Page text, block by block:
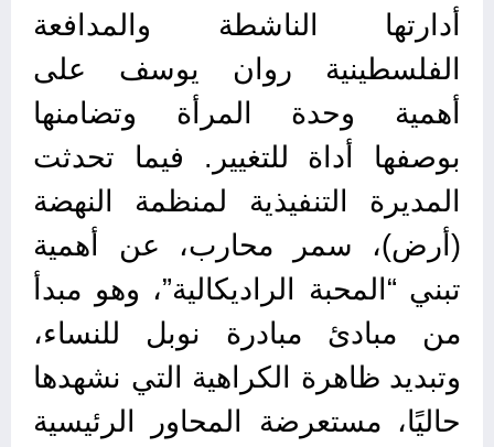
أدارتها الناشطة والمدافعة
الفلسطينية روان يوسف على
أهمية وحدة المرأة وتضامنها
بوصفها أداة للتغيير. فيما تحدثت
المديرة التنفيذية لمنظمة النهضة
(أرض)، سمر محارب، عن أهمية
تبني “المحبة الراديكالية”، وهو مبدأ
من مبادئ مبادرة نوبل للنساء،
وتبديد ظاهرة الكراهية التي نشهدها
حاليًا، مستعرضة المحاور الرئيسية